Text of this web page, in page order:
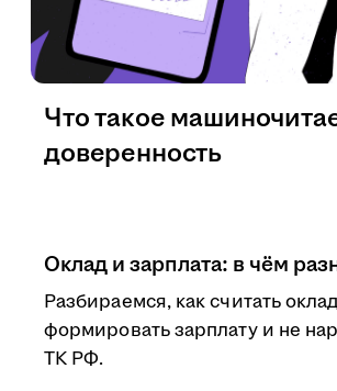
Оклад и зарплата: в чём
Разбираемся, как считать
формировать зарплату и не
ТК РФ.
Что такое
доверенность